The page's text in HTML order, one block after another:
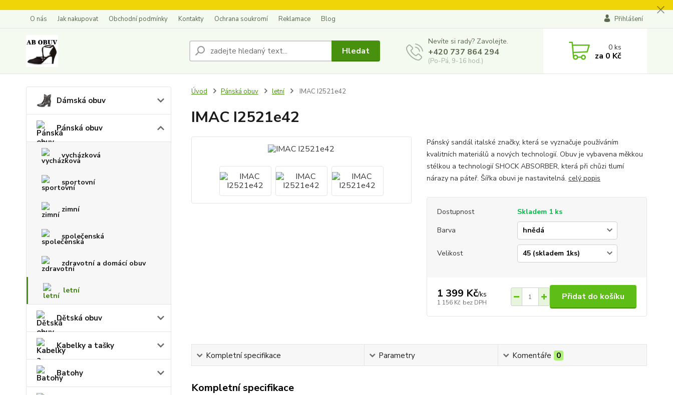
O nás Jak nakupovat Obchodní podmínky Kontakty Ochrana soukromí Reklamace Blog Přihlášení
Hledat
Nevíte si rady? Zavolejte.
+420 737 864 294
(Po-Pá, 9-16 hod.)
0ks
za 0 Kč
Dámská obuv
Pánská obuv
vycházková
sportovní
zimní
společenská
zdravotní a domácí obuv
letní
Dětská obuv
Kabelky a tašky
Batohy
Úvod Pánská obuv letní IMAC I2521e42
IMAC I2521e42
Pánský sandál italské značky, která se vyznačuje používáním
kvalitních materiálů a nových technologií. Obuv je vybavena měkkou
stélkou a technologií SHOCK ABSORBER, která při chůzi tlumí
nárazy na páteř. Šířka obuvi je nastavitelná. celý popis
Dostupnost
Skladem 1 ks
Barva
Velikost
1 399 Kč/ks
1 156 Kč bez DPH
Přidat do košíku
Kompletní specifikace Parametry Komentáře 0
Kompletní specifikace